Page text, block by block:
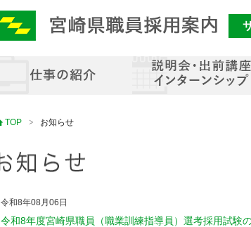
TOP お知らせ
令和8年08月06日
令和8年度宮崎県職員（職業訓練指導員）選考採用試験